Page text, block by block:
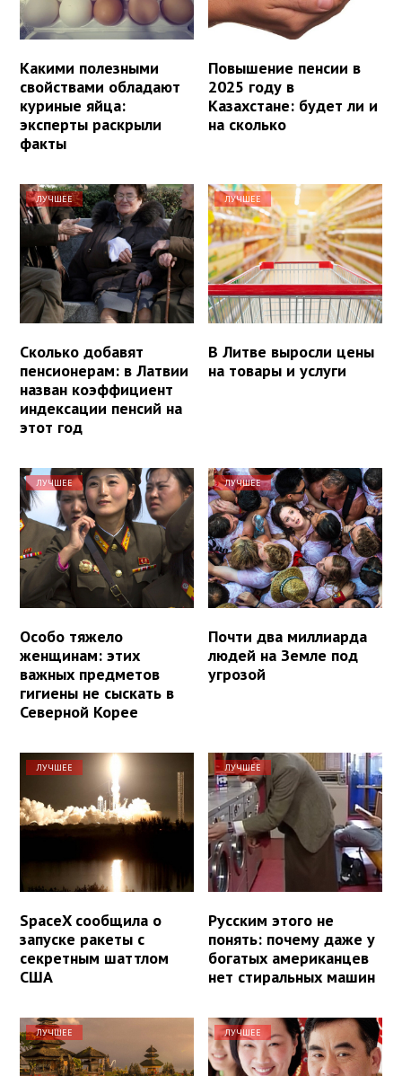
Какими полезными
свойствами обладают
куриные яйца:
эксперты раскрыли
факты
Повышение пенсии в
2025 году в
Казахстане: будет ли и
на сколько
ЛУЧШЕЕ
Сколько добавят
пенсионерам: в Латвии
назван коэффициент
индексации пенсий на
этот год
ЛУЧШЕЕ
В Литве выросли цены
на товары и услуги
ЛУЧШЕЕ
Особо тяжело
женщинам: этих
важных предметов
гигиены не сыскать в
Северной Корее
ЛУЧШЕЕ
Почти два миллиарда
людей на Земле под
угрозой
ЛУЧШЕЕ
SpaceX сообщила о
запуске ракеты с
секретным шаттлом
США
ЛУЧШЕЕ
Русским этого не
понять: почему даже у
богатых американцев
нет стиральных машин
ЛУЧШЕЕ ЛУЧШЕЕ